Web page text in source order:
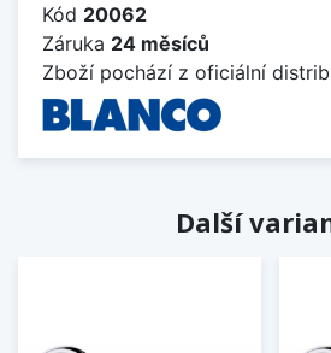
Kód 20062
Záruka 24 měsíců
Zboží pochází z oficiální
Další